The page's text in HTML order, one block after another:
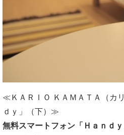
≪ＫＡＲＩＯ ＫＡＭＡＴＡ（カ
ｄｙ」（下）≫
無料スマートフォン 「 Ｈａｎｄｙ